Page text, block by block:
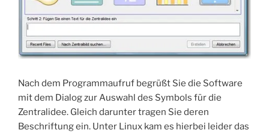
Nach dem Programmaufruf begrüßt Sie die Software
mit dem Dialog zur Auswahl des Symbols für die
Zentralidee. Gleich darunter tragen Sie deren
Beschriftung ein. Unter Linux kam es hierbei leider das